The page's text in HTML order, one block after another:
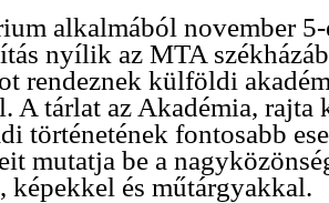
alkalmából november
nyílik az MTA
rendeznek külföldi
A tárlat az Akadémia, rajta
történetének fontosabb
mutatja be a
képekkel és műtárgyakkal.